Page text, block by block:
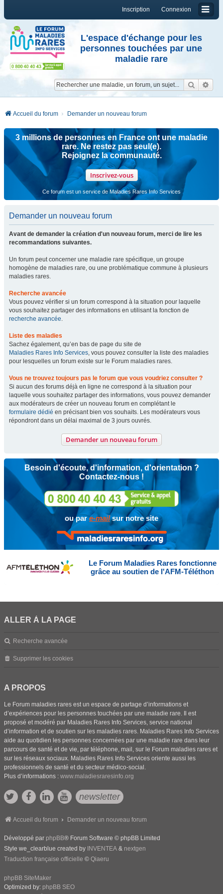
Connexion
Inscription
L'espace d'échange pour les
personnes touchées par une
maladie rare
Accueil du forum Demander un nouveau forum
3 millions de personnes en France ont une maladie
rare. Ne restez pas seul(e).
Rejoignez la communauté.
Inscrivez-vous
Ce forum est un service de Maladies Rares Info Services
Demander un nouveau forum
Avant de demander la création d'un nouveau forum, merci de lire les
recommandations suivantes.
Un forum peut concerner une maladie rare spécifique, un groupe
homogène de maladies rare, ou une problématique commune à plusieurs
maladies rares.
Recherche avancée
Vous pouvez vérifier si un forum correspond à la situation pour laquelle
vous souhaitez partager des informations en utilisant la fonction de
recherche avancée.
Liste des maladies
Sachez également, qu’en bas de page du site de
Maladies Rares Info Services, vous pouvez consulter la liste des maladies
pour lesquelles un forum existe sur le Forum maladies rares.
Vous ne trouvez toujours pas le forum que vous voudriez consulter ?
Si aucun des forums déjà en ligne ne correspond à la situation pour
laquelle vous souhaitez partager des informations, vous pouvez demander
aux modérateurs de créer un nouveau forum en complétant le
formulaire dédié en précisant bien vos souhaits. Les modérateurs vous
répondront dans un délai maximal de 3 jours ouvrés.
Demander un nouveau forum
Besoin d'écoute, d'information, d'orientation ?
Contactez-nous !
ou pare-mailsur notre site
Le Forum Maladies Rares fonctionne
grâce au soutien de l'AFM-Téléthon
ALLER À LA PAGE
Recherche avancée
Supprimer les cookies
A PROPOS
Le Forum maladies rares est un espace de partage d’informations et
d’expériences pour les personnes touchées par une maladie rare. Il est
proposé et modéré par Maladies Rares Info Services, service national
d’information et de soutien sur les maladies rares. Maladies Rares Info Services
aide au quotidien les personnes concernées par une maladie rare dans leur
parcours de santé et de vie, par téléphone, mail, sur le Forum maladies rares et
sur les réseaux sociaux. Maladies Rares Info Services oriente aussi les
professionnels de santé et du secteur médico-social.
Plus d’informations : www.maladiesraresinfo.org
newsletter
Accueil du forum Demander un nouveau forum
Développé par phpBB® Forum Software © phpBB Limited
Style we_clearblue created by INVENTEA & nextgen
Traduction française officielle © Qiaeru
phpBB SiteMaker
Optimized by: phpBB SEO